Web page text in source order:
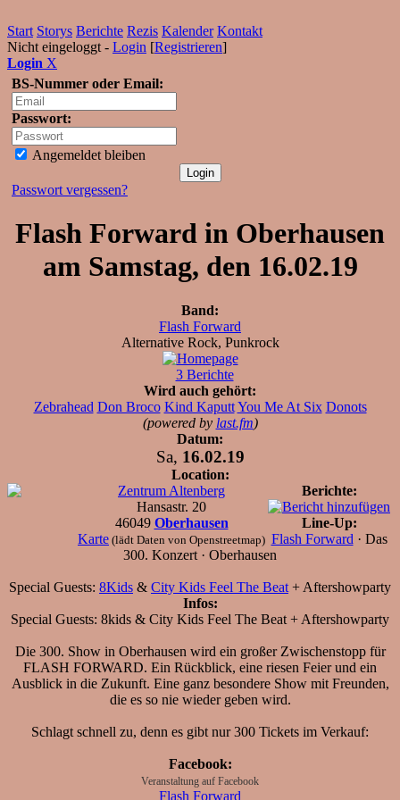
Start Storys Berichte Rezis Kalender Kontakt
Nicht eingeloggt - Login [Registrieren]
Login X
BS-Nummer oder Email:
Passwort:
Angemeldet bleiben
Passwort vergessen?
Flash Forward in Oberhausen
am Samstag, den 16.02.19
Band:
Flash Forward
Alternative Rock, Punkrock
3 Berichte
Wird auch gehört:
Zebrahead Don Broco Kind Kaputt You Me At Six Donots
(powered by last.fm)
Datum:
Sa, 16.02.19
Location:
Zentrum Altenberg
Hansastr. 20
46049 Oberhausen
Karte (lädt Daten von Openstreetmap)
Berichte:
Line-Up:
Flash Forward · Das
300. Konzert · Oberhausen
Special Guests: 8Kids & City Kids Feel The Beat + Aftershowparty
Infos:
Special Guests: 8kids & City Kids Feel The Beat + Aftershowparty
Die 300. Show in Oberhausen wird ein großer Zwischenstopp für
FLASH FORWARD. Ein Rückblick, eine riesen Feier und ein
Ausblick in die Zukunft. Eine ganz besondere Show mit Freunden,
die es so nie wieder geben wird.
Schlagt schnell zu, denn es gibt nur 300 Tickets im Verkauf:
Facebook:
Veranstaltung auf Facebook
Flash Forward